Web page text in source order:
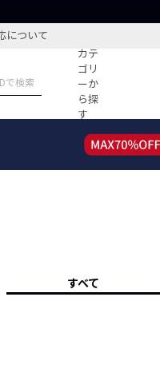
について
カテ
ゴリ
ーか
ら探
す
すべて